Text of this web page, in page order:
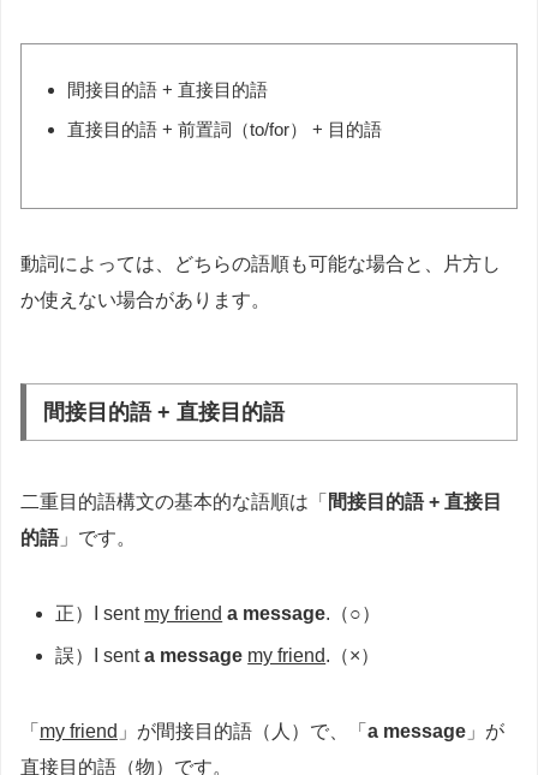
間接目的語 + 直接目的語
直接目的語 + 前置詞（to/for） + 目的語
動詞によっては、どちらの語順も可能な場合と、片方し
か使えない場合があります。
間接目的語 + 直接目的語
二重目的語構文の基本的な語順は「 間接目的語 + 直接目
的語」です。
正）I sent my friend a message.（○）
誤）I senta message my friend.（×）
「 my friend 」が間接目的語（人）で、「 a message 」が
直接目的語（物）です。